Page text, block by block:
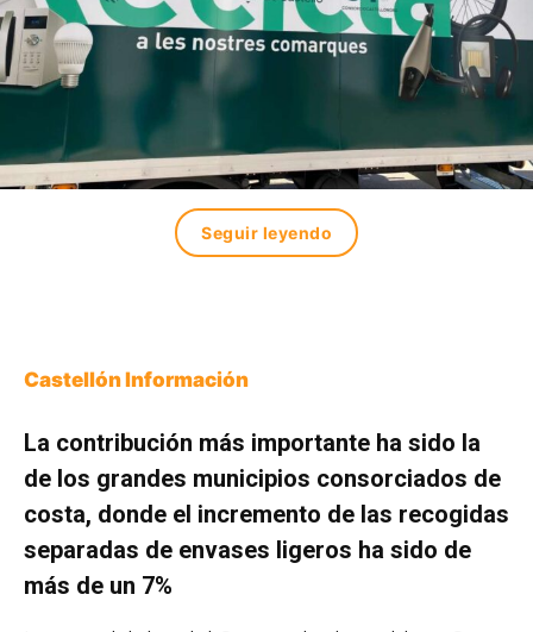
Seguir leyendo
Castellón Información
La contribución más importante ha sido la
de los grandes municipios consorciados de
costa, donde el incremento de las recogidas
separadas de envases ligeros ha sido de
más de un 7%